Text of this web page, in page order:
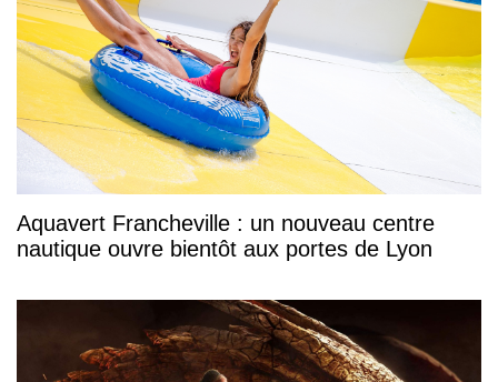
Aquavert Francheville : un nouveau centre
nautique ouvre bientôt aux portes de Lyon